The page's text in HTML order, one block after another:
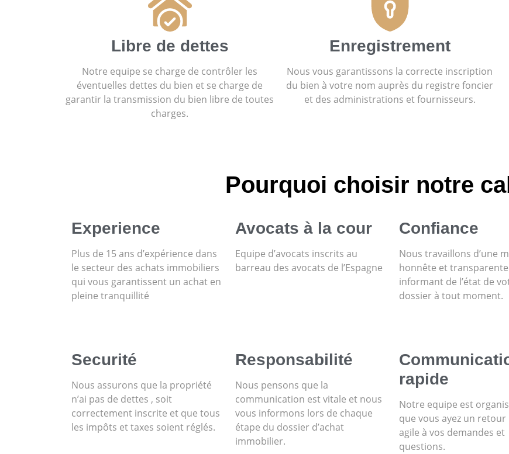
Libre de dettes
Notre equipe se charge de contrôler les
éventuelles dettes du bien et se charge de
garantir la transmission du bien libre de toutes
charges.
Enregistrement
Nous vous garantissons la correcte inscription
du bien à votre nom auprès du registre foncier
et des administrations et fournisseurs.
Pourquoi choisir notre
Experience
Plus de 15 ans d’expérience dans
le secteur des achats immobiliers
qui vous garantissent un achat en
pleine tranquillité
Avocats à la cour
Equipe d’avocats inscrits au
barreau des avocats de l’Espagne
Confiance
Nous travaillons d’une
honnête et
informant de l’état de
dossier à tout moment.
Securité
Nous assurons que la propriété
n’ai pas de dettes , soit
correctement inscrite et que tous
les impôts et taxes soient réglés.
Responsabilité
Nous pensons que la
communication est vitale et nous
vous informons lors de chaque
étape du dossier d’achat
immobilier.
rapide
Notre equipe est
que vous ayez un
agile à vos demandes et
questions.